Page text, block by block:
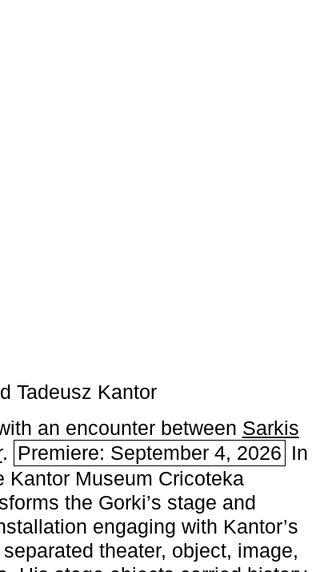
Tadeusz Kantor
an encounter between Sarkis
. Premiere: September 4, 2026 In
­Kantor Museum Cricoteka
the Gorki’s stage and
engaging with Kantor’s
theater, object, image,